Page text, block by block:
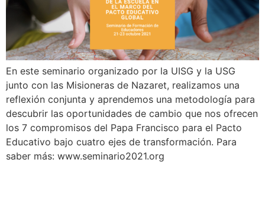
En este seminario organizado por la UISG y la USG
junto con las Misioneras de Nazaret, realizamos una
reflexión conjunta y aprendemos una metodología para
descubrir las oportunidades de cambio que nos ofrecen
los 7 compromisos del Papa Francisco para el Pacto
Educativo bajo cuatro ejes de transformación. Para
saber más: www.seminario2021.org